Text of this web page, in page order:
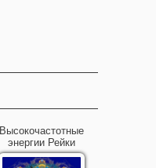
Высокочастотные
энергии Рейки